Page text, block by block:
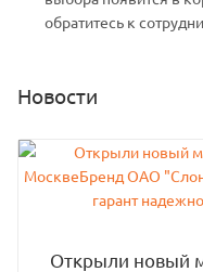
обратитесь к
Новости
Открыли новый